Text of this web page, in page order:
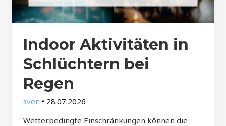
Indoor Aktivitäten in
Schlüchtern bei
Regen
sven • 28.07.2026
Wetterbedingte Einschränkungen können die